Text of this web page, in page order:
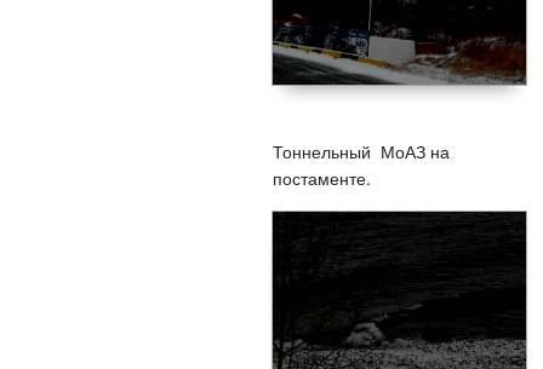
Тоннельный МоАЗ на
постаменте.